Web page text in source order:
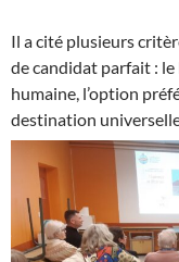
Il a cité plusieurs
de candidat parfait :
humaine, l’option
destination universelle